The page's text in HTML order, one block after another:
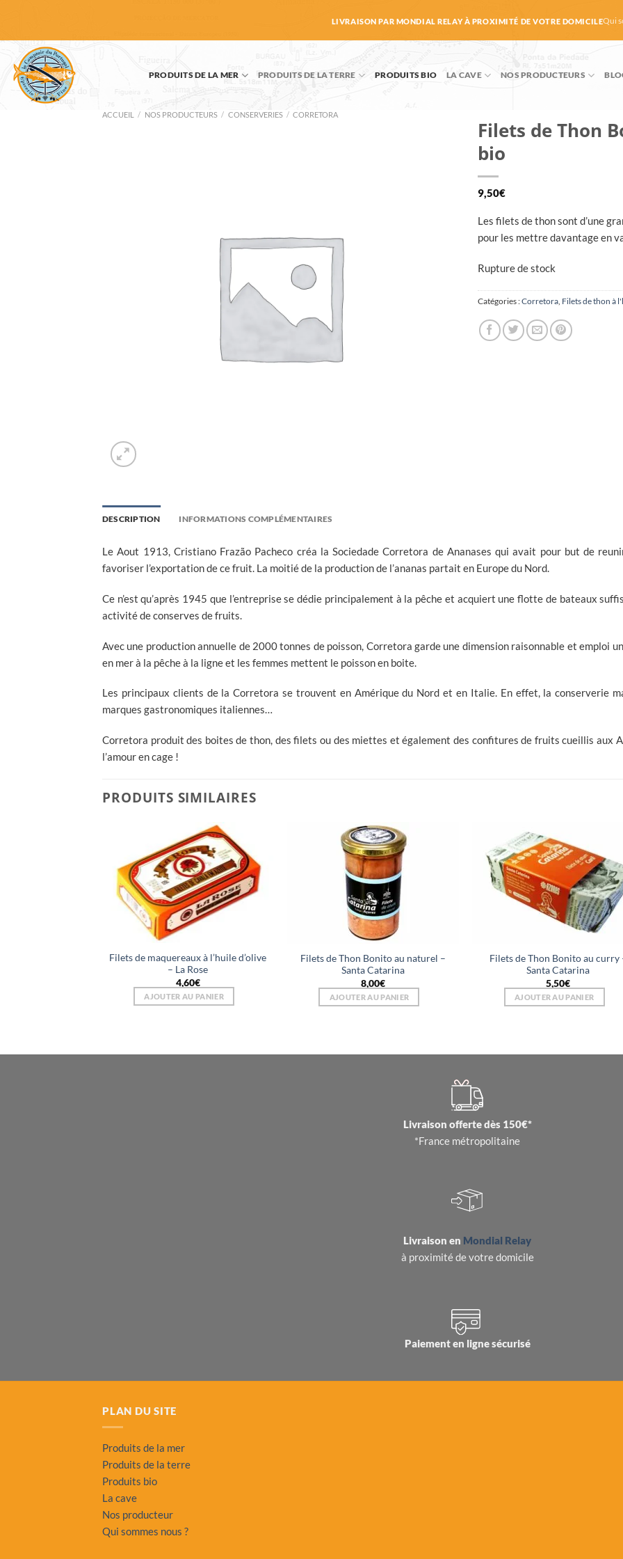
contenu
LIVRAISON PAR MONDIAL RELAY À PROXIMITÉ DE VOTRE DOMICILEQui
PRODUITS DE LA MER PRODUITS DE LA TERRE PRODUITS BIO LA CAVE NOS PRODUCTEURS
ACCUEIL / NOS PRODUCTEURS / CONSERVERIES / CORRETORA
Filets de Thon
bio
9,50€
Les filets de thon sont d’une
pour les mettre davantage en
Rupture de stock
Catégories :Corretora Filets de thon à
DESCRIPTION INFORMATIONS COMPLÉMENTAIRES
Le Aout 1913, Cristiano Frazão Pacheco créa la Sociedade Corretora de Ananases qui avait pour but de
favoriser l’exportation de ce fruit. La moitié de la production de l’ananas partait en Europe du Nord.
Ce n’est qu’après 1945 que l’entreprise se dédie principalement à la pêche et acquiert une flotte de bateaux
activité de conserves de fruits.
Avec une production annuelle de 2000 tonnes de poisson, Corretora garde une dimension raisonnable et emploi
en mer à la pêche à la ligne et les femmes mettent le poisson en boite.
Les principaux clients de la Corretora se trouvent en Amérique du Nord et en Italie. En effet, la conserverie
marques gastronomiques italiennes…
Corretora produit des boites de thon, des filets ou des miettes et également des confitures de fruits cueillis aux
l’amour en cage !
PRODUITS SIMILAIRES
Filets de maquereaux à l’huile d’olive
– La Rose
4,60€
AJOUTER AU PANIER
Filets de Thon Bonito au naturel –
Santa Catarina
8,00€
AJOUTER AU PANIER
Filets de Thon Bonito au curry
Santa Catarina
5,50€
AJOUTER AU PANIER
Livraison offerte dès 150€*
*France métropolitaine
Livraison en Mondial Relay
à proximité de votre domicile
Paiement en ligne sécurisé
PLAN DU SITE
Produits de la mer
Produits de la terre
Produits bio
La cave
Nos producteur
Qui sommes nous ?